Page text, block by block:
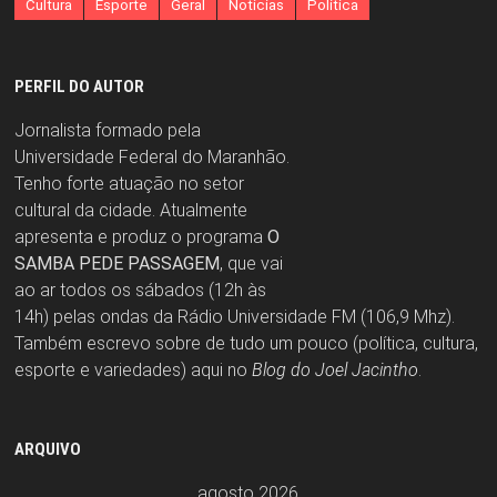
Cultura Esporte Geral Notícias Política
PERFIL DO AUTOR
Jornalista formado pela
Universidade Federal do Maranhão.
Tenho forte atuação no setor
cultural da cidade. Atualmente
apresenta e produz o programa O
SAMBA PEDE PASSAGEM, que vai
ao ar todos os sábados (12h às
14h) pelas ondas da Rádio Universidade FM (106,9 Mhz).
Também escrevo sobre de tudo um pouco (política, cultura,
esporte e variedades) aqui no Blog do Joel Jacintho
ARQUIVO